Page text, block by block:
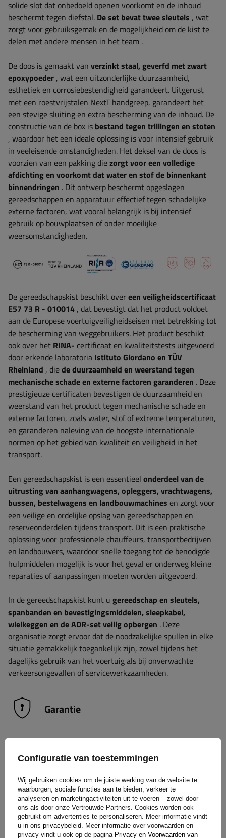
solide slot dat onbedoeld openen voorkomt en de inhoud
beschermt tegen diefstal. De set bevat twee sleutels , wat
zorgt voor gebruiksgemak en de mogelijkheid om de kist te
delen met andere mensen in het team .
De doos is gemaakt van verzinkt staal, geverfd met zwart
epoxypoeder , wat een uitzonderlijke duurzaamheid,
esthetiek en corrosiebestendigheid garandeert. Uitgerust
met een roestvrijstalen NextT handgreep, garandeert het
een stevige sluiting en extra bescherming van de inhoud. De
constructie van de box is bestand tegen trillingen en stoten
, waardoor het een ideale oplossing is voor intensief gebruik
in veeleisende omstandigheden. Het deksel van de doos is
voorzien van een pakking diezorgt voor een volledige
afdichting en voorkomt dat water en stof de binnenkant
binnendringen . Dit ontwerp beschermt opgeslagen
gereedschappen en apparatuur effectief tegen schadelijke
externe factoren, wat vooral belangrijk is bij intensief
gebruik op bouwplaatsen of onder moeilijke
weersomstandigheden.
De gereedschapskist beschikt overeen veiligheidscertificaat
E57 73 R - 010014 , dat bevestigt dat het product voldoet
aan de Europese voertuigveiligheidseisen met betrekking tot
de bescherming van weggebruikers. Het product beschikt
ook over het RINA- certificaat en kwaliteitstests uitgevoerd
door erkende laboratoria Istituto Giordano en TÜV
Rheinland , diede duurzaamheid en weerstand tegen
mechanische schade en externe factoren garanderen . Deze
prestigieuze certificaten bevestigen de duurzaamheid en
weerstand van het product tegen mechanische schade en
externe factoren, zoals water, stof of extreme temperaturen,
en garanderen naleving van de hoogste internationale
normen op het gebied van kwaliteit en veiligheid in het
transport.
Een gereedschapskist is een essentieel onderdeel van de
uitrusting van aanhangwagens, opleggers, vrachtwagens,
bussen, bestelwagens en landbouwmachines en zorgt voor
een veilige en ordelijke opslag van gereedschappen en
reserveonderdelen tijdens transport. Dit is een praktische
oplossing voor professionele chauffeurs, transportbedrijven
en landbouwers, waardoor snelle toegang tot de benodigde
hulpmiddelen mogelijk is voor het geval er onderweg kleine
reparaties of aanpassingen moeten worden uitgevoerd.
In de gereedschapskist kunt u gereedschap en sleutels,
spanbanden en bevestigingsmiddelen, sleepkabel,
wielkeggen en de ADR-set veilig opbergen . Deze
organisatie zorgt ervoor dat de noodzakelijke spullen in elke
situatie gemakkelijk toegankelijk zijn, zowel tijdens het
dagelijks gebruik van het voertuig als bij onverwachte
verkeersongevallen of servicewerkzaamheden.
Garantie
jaar garantie.Op deze manier kun je het gebruiken zonder je
storing. Met het oog op jouw tevredenheid hebben we het
proces voor het indienen van een eventuele klacht zo
eenvoudig mogelijk gemaakt - het enige wat je hoeft te doen
het formulier dat beschikbaar is op onze website in te
vullen en op te sturen.
Configuratie van toestemmingen
Wij gebruiken cookies om de juiste werking van de website te
waarborgen, sociale functies aan te bieden, verkeer te
analyseren en marketingactiviteiten uit te voeren – zowel door
ons als door onze Vertrouwde Partners. Cookies worden ook
gebruikt om advertenties te personaliseren. Meer informatie vindt
u in ons privacybeleid. Meer informatie over voorwaarden en
privacy vindt u ook op de pagina Privacy en Voorwaarden van